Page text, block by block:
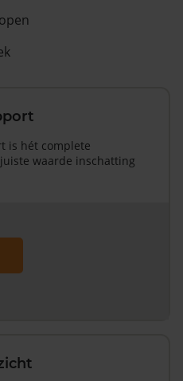
is hét complete
waarde inschatting